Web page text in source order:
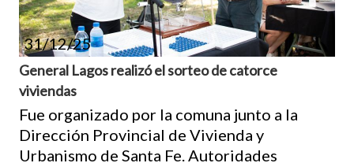
31/12/25
General Lagos realizó el sorteo de catorce
viviendas
Fue organizado por la comuna junto a la
Dirección Provincial de Vivienda y
Urbanismo de Santa Fe. Autoridades